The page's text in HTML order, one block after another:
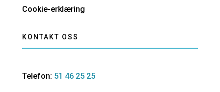
Cookie-erklæring
KONTAKT OSS
Telefon: 51 46 25 25